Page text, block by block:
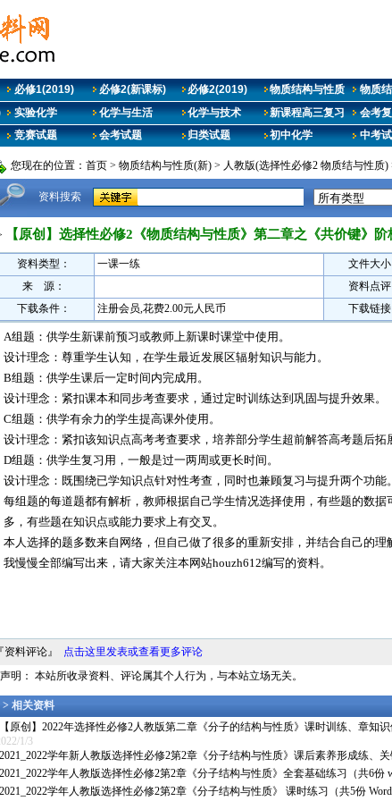
必修1(2019) 必修2(新课标) 必修2(2019) 物质结构与性质 物质
实验化学 化学与生活 化学与技术 新课程高三复习 会考
竞赛试题 会考试题 归类试题 初中化学 中考
您现在的位置： 首页 > 物质结构与性质(新) > 人教版(选择性必修2 物质结与性质)
资料搜索
【原创】选择性必修2《物质结构与性质》第二章之《共价键》阶
资料类型： 一课一练 文件大小
来 源：
资料点评
下载条件：
注册会员,花费2.00元人民币 下载链接
A组题：供学生新课前预习或教师上新课时课堂中使用。
设计理念：尊重学生认知，在学生最近发展区辐射知识与能力。
B组题：供学生课后一定时间内完成用。
设计理念：紧扣课本和同步考查要求，通过定时训练达到巩固与提升效果。
C组题：供学有余力的学生提高课外使用。
设计理念：紧扣该知识点高考考查要求，培养部分学生超前解答高考题后拓
D组题：供学生复习用，一般是过一两周或更长时间。
设计理念：既围绕已学知识点针对性考查，同时也兼顾复习与提升两个功能
每组题的每道题都有解析，教师根据自己学生情况选择使用，有些题的数
多，有些题在知识点或能力要求上有交叉。
本人选择的题多数来自网络，但自己做了很多的重新安排，并结合自己的理
我慢慢全部编写出来，请大家关注本网站houzh612编写的资料。
『资料评论』 点击这里发表或查看更多评论
明： 本站所收录资料、评论属其个人行为，与本站立场无关。
> 相关资料
【原创】2022年选择性必修2人教版第二章《分子的结构与性质》课时训练、章知
1/3
2021_2022学年新人教版选择性必修2第2章《分子结构与性质》课后素养形成练、
2021_2022学年人教版选择性必修2第2章《分子结构与性质》全套基础练习（共6份
2021_2022学年人教版选择性必修2第2章《分子结构与性质》 课时练习（共5份 Word